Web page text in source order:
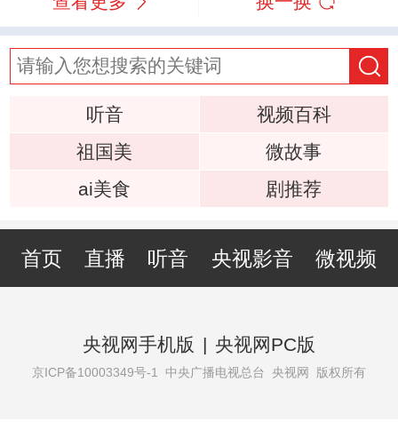
听音
视频百科
祖国美
微故事
ai美食
剧推荐
首页 直播 听音 央视影音 微视频
央视网手机版 | 央视网PC版
京ICP备10003349号-1 中央广播电视总台 央视网 版权所有